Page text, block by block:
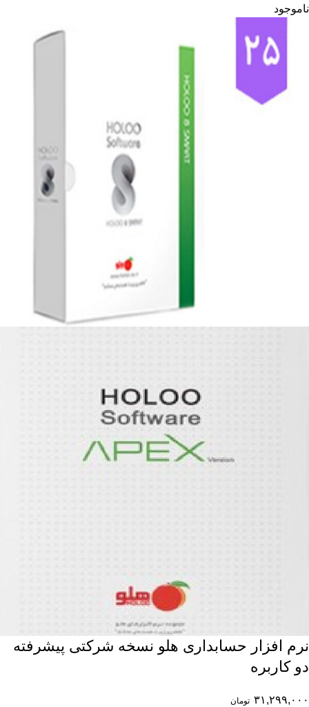
ناموجود
نرم افزار حسابداری هلو نسخه شرکتی پیشرفته
دو کاربره
۳۱,۲۹۹,۰۰۰ تومان